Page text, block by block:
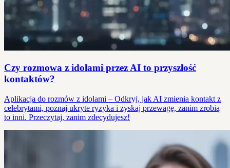
Czy rozmowa z idolami przez AI to przyszłość
kontaktów?
Aplikacja do rozmów z idolami – Odkryj, jak AI zmienia kontakt z
celebrytami, poznaj ukryte ryzyka i zyskaj przewagę, zanim zrobią
to inni. Przeczytaj, zanim zdecydujesz!